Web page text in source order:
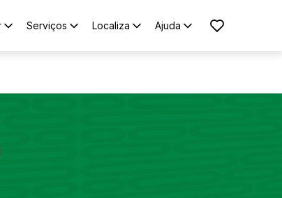
Serviços Localiza Ajuda